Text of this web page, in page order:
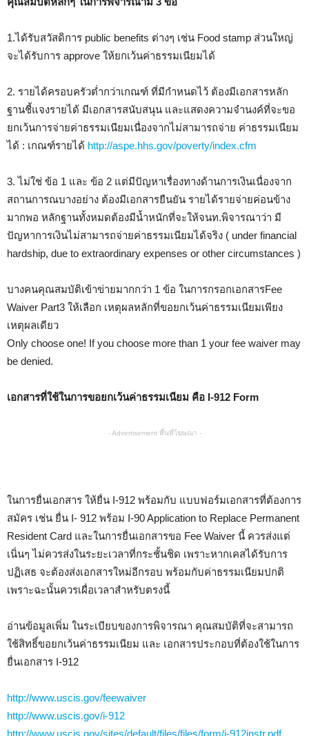
1.ได้รับสวัสดิการ public benefits ต่างๆ เช่น Food stamp ส่วนใหญ่
จะได้รับการ approve ให้ยกเว้นค่าธรรมเนียมได้
2. รายได้ครอบครัวต่ำกว่าเกณฑ์ ที่มีกำหนดไว้ ต้องมีเอกสารหลัก
ฐานชี้แจงรายได้ มีเอกสารสนับสนุน และแสดงความจำนงค์ที่จะขอ
ยกเว้นการจ่ายค่าธรรมเนียมเนื่องจากไม่สามารถจ่าย ค่าธรรมเนียม
ได้ : เกณฑ์รายได้ http://aspe.hhs.gov/poverty/index.cfm
3. ไม่ใช่ ข้อ 1 และ ข้อ 2 แต่มีปัญหาเรื่องทางด้านการเงินเนื่องจาก
สถานการณบางอย่าง ต้องมีเอกสารยืนยัน รายได้รายจ่ายค่อนข้าง
มากพอ หลักฐานทั้งหมดต้องมีน้ำหนักที่จะให้จนท.พิจารณาว่า มี
ปัญหาการเงินไม่สามารถจ่ายค่าธรรมเนียมได้จริง ( under financial
hardship, due to extraordinary expenses or other circumstances )
บางคนคุณสมบัติเข้าข่ายมากกว่า 1 ข้อ ในการกรอกเอกสารFee
Waiver Part3 ให้เลือก เหตุผลหลักที่ขอยกเว้นค่าธรรมเนียมเพียง
เหตุผลเดียว
Only choose one! If you choose more than 1 your fee waiver may
be denied.
เอกสารที่ใช้ในการขอยกเว้นค่าธรรมเนียม คือ I-912 Form
- Advertisement พื้นที่โฆษณา -
ในการยื่นเอกสาร ให้ยื่น I-912 พร้อมกับ แบบฟอร์มเอกสารที่ต้องการ
สมัคร เช่น ยื่น I- 912 พร้อม I-90 Application to Replace Permanent
Resident Card และในการยื่นเอกสารขอ Fee Waiver นี้ ควรส่งแต่
เนิ่นๆ ไม่ควรส่งในระยะเวลาที่กระชั้นชิด เพราะหากเคสได้รับการ
ปฏิเสธ จะต้องส่งเอกสารใหม่อีกรอบ พร้อมกับค่าธรรมเนียมปกติ
เพราะฉะนั้นควรเผื่อเวลาสำหรับตรงนี้
อ่านข้อมูลเพิ่ม ในระเบียบของการพิจารณา คุณสมบัติที่จะสามารถ
ใช้สิทธิ์ขอยกเว้นค่าธรรมเนียม และ เอกสารประกอบที่ต้องใช้ในการ
ยื่นเอกสาร I-912
http://www.uscis.gov/feewaiver
http://www.uscis.gov/i-912
http://www.uscis.gov/sites/default/files/files/form/i-912instr.pdf